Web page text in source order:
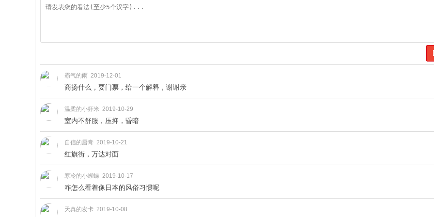
霸气的雨 2019-12-01
商扬什么，要门票，给一个解释，谢谢亲
温柔的小虾米 2019-10-29
室内不舒服，压抑，昏暗
自信的唇膏 2019-10-21
红旗街，万达对面
寒冷的小蝴蝶 2019-10-17
咋怎么看着像日本的风俗习惯呢
天真的发卡 2019-10-08